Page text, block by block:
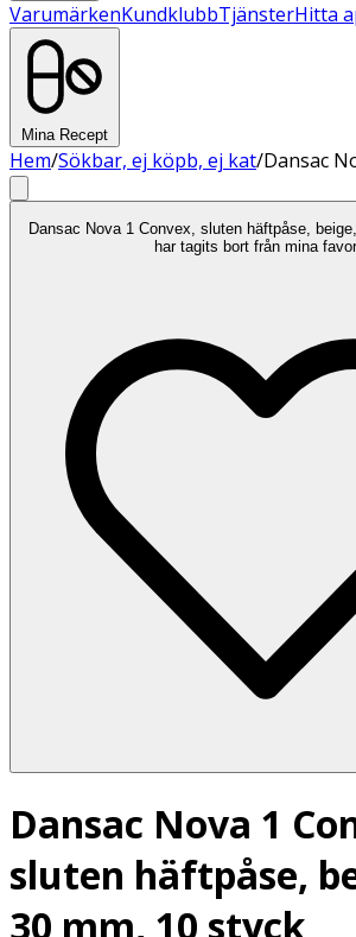
VarumärkenKundklubbTjänsterHitta
Mina Recept
Hem/Sökbar, ej köpb, ej kat/Dansac
Dansac Nova 1 Convex, sluten häftpåse,
har tagits bort från mina
Dansac Nova 1
sluten häftpåse,
30 mm, 10 styck